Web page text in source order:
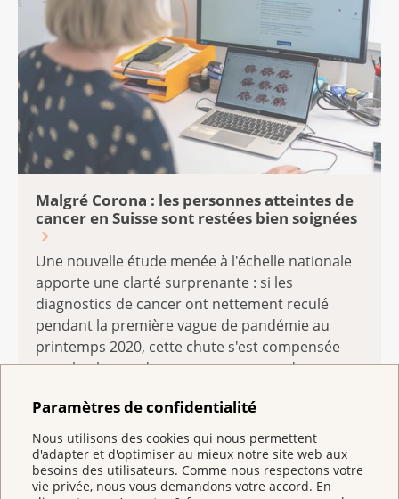
Paramètres de confidentialité
Nous utilisons des cookies qui nous permettent
d'adapter et d'optimiser au mieux notre site web aux
besoins des utilisateurs. Comme nous respectons votre
vie privée, nous vous demandons votre accord. En
Malgré Corona : les personnes atteintes de
cancer en Suisse sont restées bien soignées
Une nouvelle étude menée à l'échelle nationale
apporte une clarté surprenante : si les
diagnostics de cancer ont nettement reculé
pendant la première vague de pandémie au
printemps 2020, cette chute s'est compensée
pour la plupart des cancers au cours du reste
Vaccination